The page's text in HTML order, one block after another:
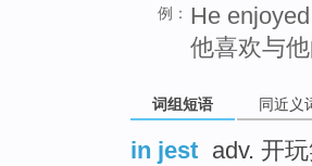
例： He
他喜欢与
词组短语 同近义
in jest adv. 开